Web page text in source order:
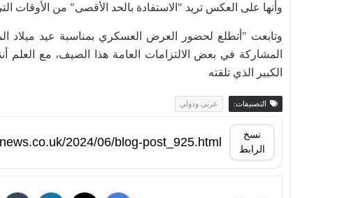
وأنها على العكس تريد "الاستفادة بالحد الأقصى" من الأوقات
وتابعت "أتطلع لحضور العرض العسكري بمناسبة عيد ميلاد
المشاركة في بعض الالتزامات العامة هذا الصيف، مع
الكبير الذي تلقته
التصنيفات: عربي ودولي
نسخ
الرابط